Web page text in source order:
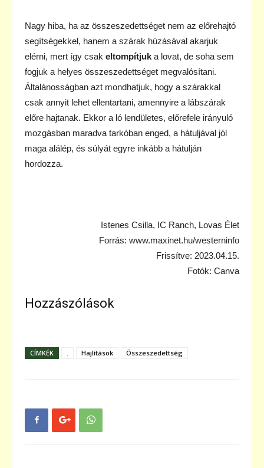
Nagy hiba, ha az összeszedettséget nem az előrehajtó
segítségekkel, hanem a szárak húzásával akarjuk
elérni, mert így csak eltompítjuk a lovat, de soha sem
fogjuk a helyes összeszedettséget megvalósítani.
Általánosságban azt mondhatjuk, hogy a szárakkal
csak annyit lehet ellentartani, amennyire a lábszárak
előre hajtanak. Ekkor a ló lendületes, előrefele irányuló
mozgásban maradva tarkóban enged, a hátuljával jól
maga alálép, és súlyát egyre inkább a hátulján
hordozza.
Istenes Csilla, IC Ranch, Lovas Élet
Forrás: www.maxinet.hu/westerninfo
Frissítve: 2023.04.15.
Fotók: Canva
Hozzászólások
CÍMKÉK Hajlítások Összeszedettség